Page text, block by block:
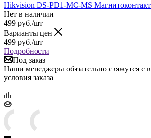
Hikvision DS-PD1-MC-MS
Нет в наличии
499 руб./шт
Варианты цен
499 руб./шт
Подробности
Под заказ
Наши менеджеры обязательно свяжутся с
условия заказа